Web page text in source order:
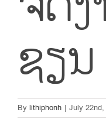
ຊຽ
By lithiphonh | July 22nd,